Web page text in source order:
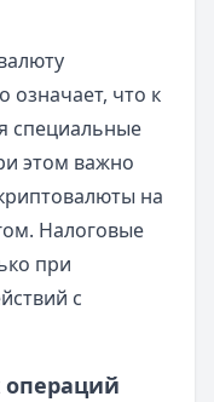
означает, что к
специальные
этом важно
на
Налоговые
при
с